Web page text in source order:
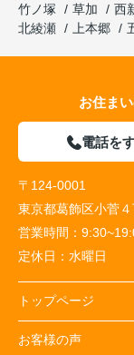
竹ノ塚
草加 西
北綾瀬
上本郷
お住ま
電話を
〒124-0001
東京都葛飾区小菅
営業時間：
定休日： 水曜日
トップページ
お客様の声